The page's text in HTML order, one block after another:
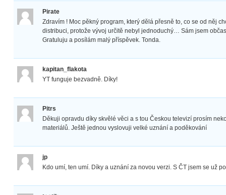
Pirate
Zdravím ! Moc pěkný program, který dělá přesně to, co se od něj
distribuci, protože vývoj určitě nebyl jednoduchý… Sám jsem
Gratuluju a posílám malý příspěvek. Tonda.
kapitan_flakota
YT funguje bezvadně. Díky!
Pitrs
Děkuji opravdu díky skvělé věci a s tou Českou televizí prosím
materiálů. Ještě jednou vyslovuji velké uznání a poděkování
jp
Kdo umí, ten umí. Díky a uznání za novou verzi. S ČT jsem se už